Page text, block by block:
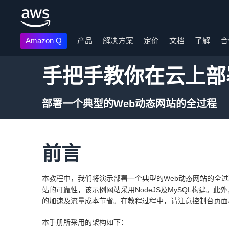
跳至主要内容
Amazon Q 产品 解决方案 定价 文档 了解
手把手教你在云上
部署一个典型的Web动态网站的全过程
前言
本教程中，我们将演示部署一个典型的Web动态网站的全
站的可靠性，该示例网站采用NodeJS及MySQL构建。此
的加速及流量成本节省。在教程过程中，请注意控制台页
本手册所采用的架构如下：